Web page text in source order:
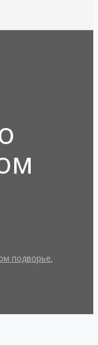
подворье.